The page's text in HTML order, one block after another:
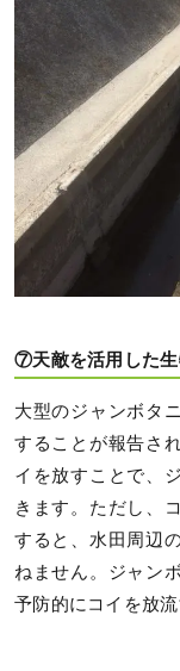
⑦天敵を活用した生
大型のジャンボタ
することが報告さ
イを放すことで、
きます。ただし、
すると、水田周辺
ねません。ジャン
予防的にコイを放